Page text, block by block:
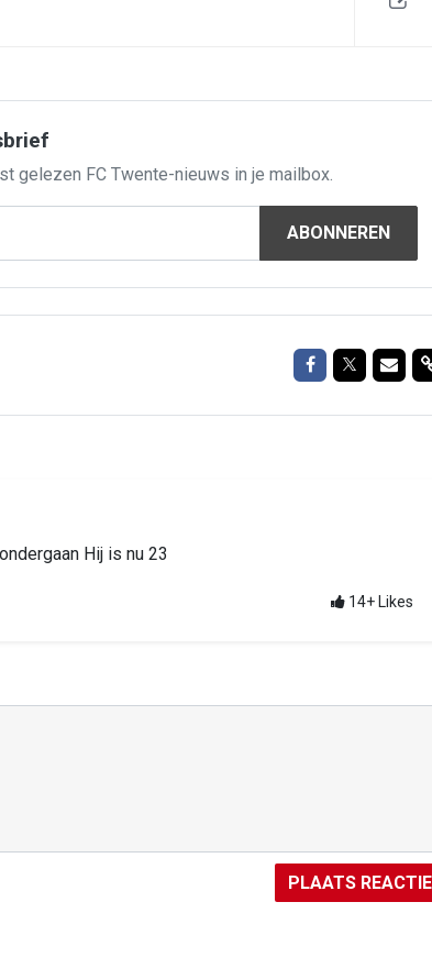
gelezen FC Twente-nieuws in je mailbox.
ABONNEREN
Delen opDelen op
Hij is nu 23
14+ Likes
PLAATS REACTIE